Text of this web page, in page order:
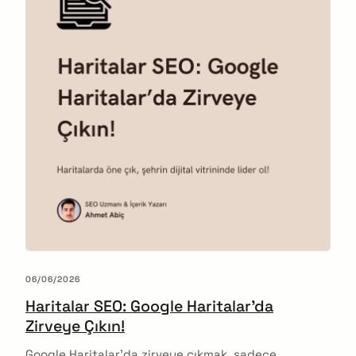
06/06/2026
Haritalar SEO: Google Haritalar’da
Zirveye Çıkın!